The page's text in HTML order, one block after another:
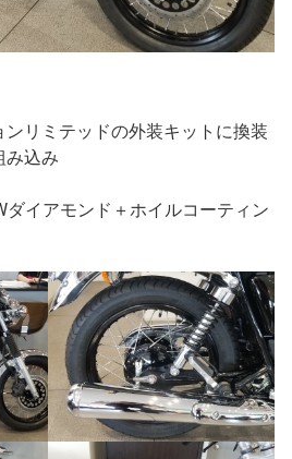
リミテッドの外装キットに換装
み込み
ダイアモンド＋ホイルコーティン